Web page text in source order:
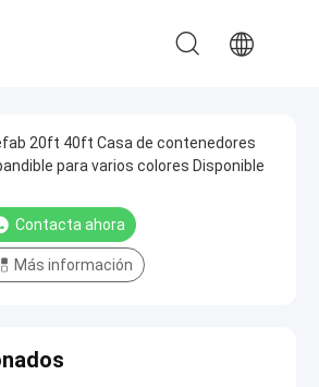
20ft 40ft Casa de contenedores
para varios colores Disponible
Contacta ahora
Más información